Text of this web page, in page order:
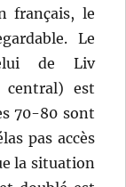
français, le
Le
de Liv
central) est
70-80 sont
pas accès
la situation